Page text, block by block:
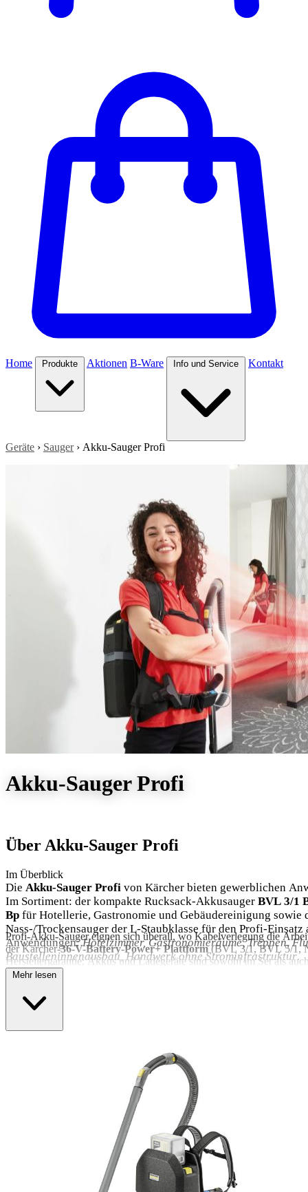
Home Produkte Aktionen B-Ware Info und Service Kontakt
Geräte › Sauger› Akku-Sauger Profi
Akku-Sauger Profi
Über Akku-Sauger Profi
Im Überblick
Die Akku-Sauger Profi von Kärcher bieten gewerblichen
Im Sortiment: der kompakte Rucksack-Akkusauger BVL 3/1
Bp für Hotellerie, Gastronomie und Gebäudereinigung sowie
Nass-/Trockensauger der L-Staubklasse für den Profi-
Anwendungen:Hotelzimmer, Gastronomieräume, Treppen,
Baustelleninnenausbau, Handwerk ohne Strominfrastruktur.
Profi-Akku-Sauger eignen sich überall, wo Kabelverlegung die
der Kärcher-36-V-Battery-Power+ Plattform(BVL 3/1, BVL 5/1,
Herstellergarantie; Akkus und Ladegeräte sind sowohl im Set als
Mehr lesen